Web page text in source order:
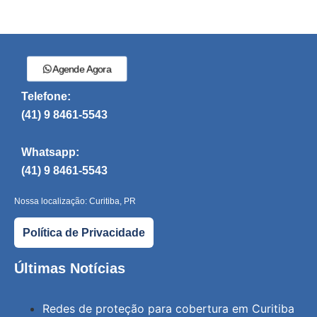
Agende Agora
Telefone:
(41) 9 8461-5543
Whatsapp:
(41) 9 8461-5543
Nossa localização: Curitiba, PR
Política de Privacidade
Últimas Notícias
Redes de proteção para cobertura em Curitiba